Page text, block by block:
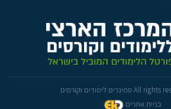
בניית אתרים